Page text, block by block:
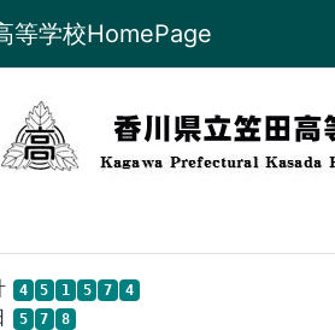
等学校HomePage
4 5 1 5 7 4
5 7 8